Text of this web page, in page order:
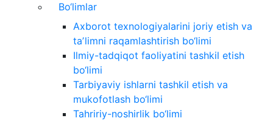
Bo‘limlar
Axborot texnologiyalarini joriy etish va
taʼlimni raqamlashtirish bo‘limi
Ilmiy-tadqiqot faoliyatini tashkil etish
bo‘limi
Tarbiyaviy ishlarni tashkil etish va
mukofotlash bo‘limi
Tahririy-noshirlik bo‘limi